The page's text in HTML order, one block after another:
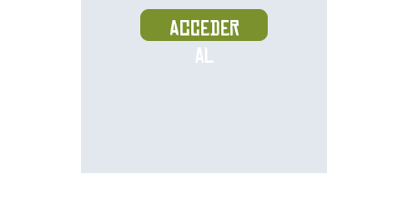
Acceder
al